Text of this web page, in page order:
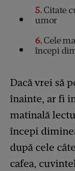
5Citate
umor
6Cele
începi
Dacă vrei să
înainte, ar fi
matinală
începi
după cele
cafea,